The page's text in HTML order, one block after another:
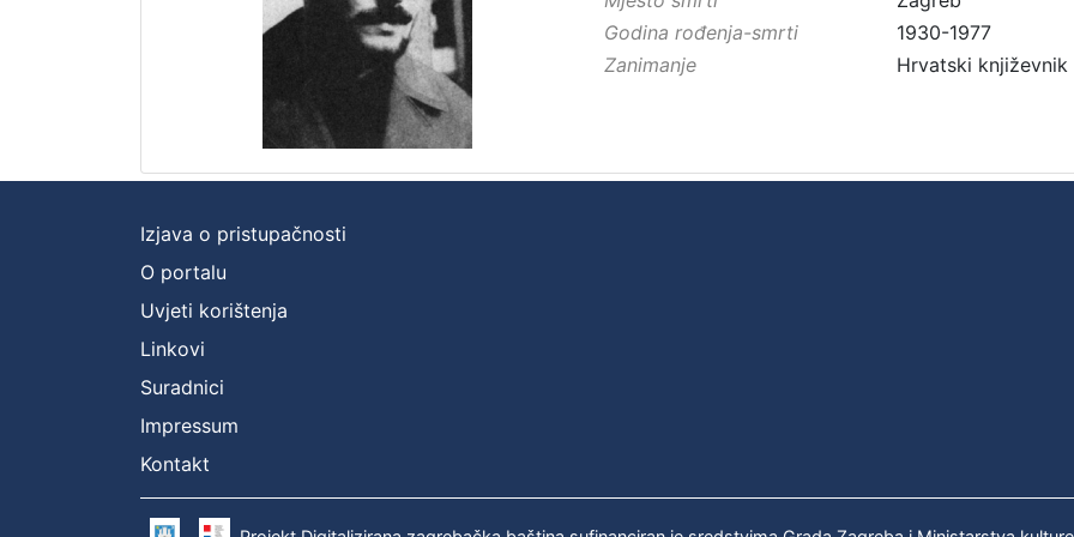
Godina rođenja-smrti
1930-1977
Zanimanje
Hrvatski književnik
Izjava o pristupačnosti
O portalu
Uvjeti korištenja
Linkovi
Suradnici
Impressum
Kontakt